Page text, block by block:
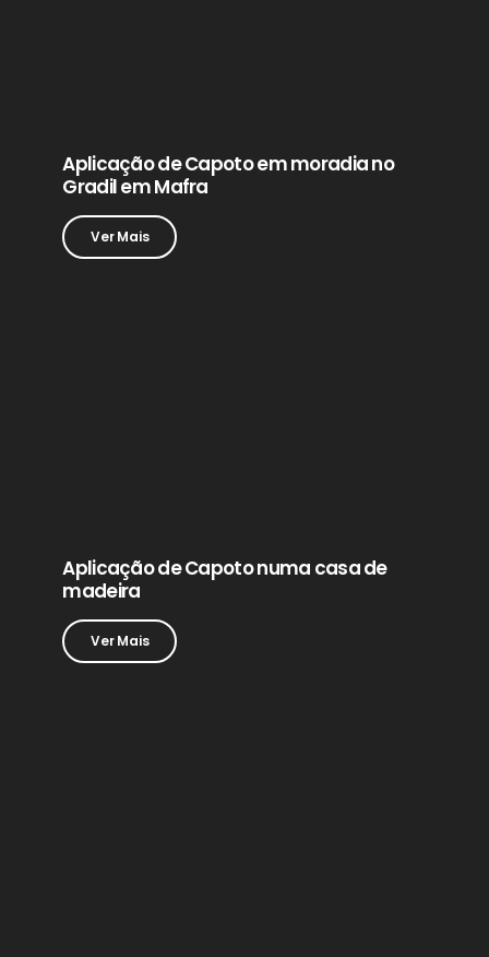
Aplicação de Capoto em moradia no
Gradil em Mafra
Ver Mais
Aplicação de Capoto numa casa de
madeira
Ver Mais